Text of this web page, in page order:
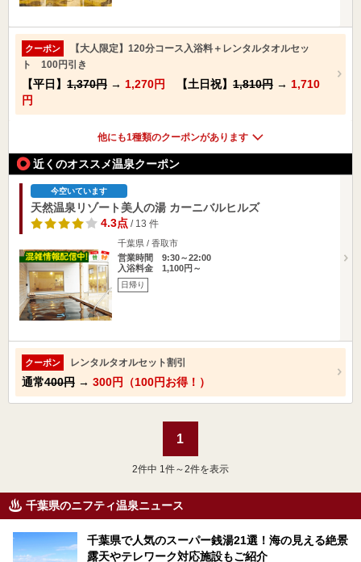
クーポン
【大人限定】120分コース入浴料＋レンタルタオルセッ
ト 100円引き
【平日】 1,370円 → 1,270円 【土日祝】 1,810円 → 1,710
円
他にも1種類のクーポンがあります
近くのオススメ温泉クーポン
今空いています
天然温泉リゾート美人の湯 カーニバルヒルズ
4.3点/ 13 件
千葉県 / 香取市
営業時間 9:30～22:00
入浴料金 1,100円～
日帰り
クーポン レンタルタオルセット割引
通常400円 → 300円（100円お得！）
1
2件中 1件～2件を表示
千葉県のニフティ温泉ニュース
千葉県で人気のスーパー銭湯21選！海の見える絶景
露天やテレワーク対応施設もご紹介